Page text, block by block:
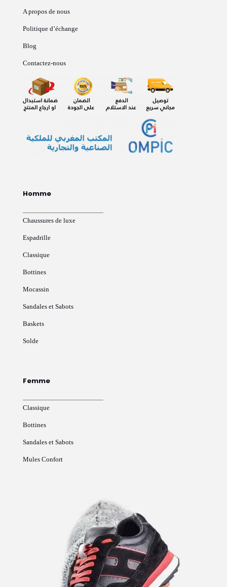
A propos de nous
Politique d’échange
Blog
Contactez-nous
Homme
Chaussures de luxe
Espadrille
Classique
Bottines
Mocassin
Sandales et Sabots
Baskets
Solde
Femme
Classique
Bottines
Sandales et Sabots
Mules Confort